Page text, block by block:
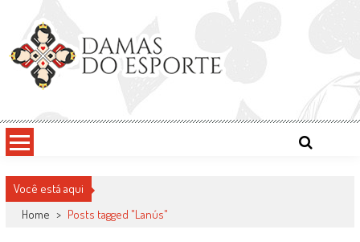
content
Damas do Esporte
Você está aqui
Home > Posts tagged "Lanús"